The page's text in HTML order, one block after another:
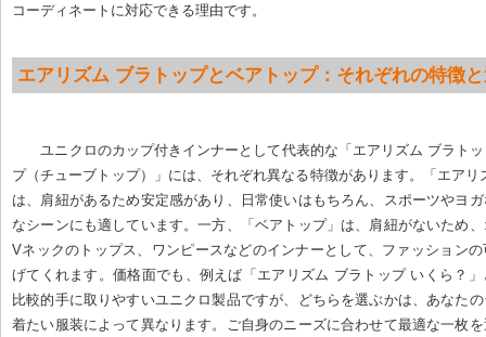
コーディネートに対応できる理由です。
エアリズム ブラトップとベアトップ：それぞれの特徴
ユニクロのカップ付きインナーとして代表的な「エアリズム ブラト
プ（チューブトップ）」には、それぞれ異なる特徴があります。「エアリ
は、肩紐があるため安定感があり、日常使いはもちろん、スポーツやヨ
なシーンにも適しています。一方、「ベアトップ」は、肩紐がないため
Vネックのトップス、ワンピースなどのインナーとして、ファッション
げてくれます。価格面でも、例えば「エアリズム ブラトップ いくら？
比較的手に取りやすいユニクロ製品ですが、どちらを選ぶかは、あなた
着たい服装によって異なります。ご自身のニーズに合わせて最適な一枚